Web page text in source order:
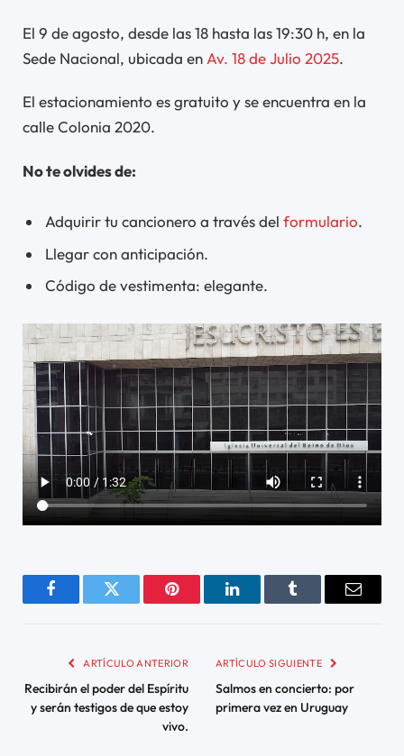
El 9 de agosto, desde las 18 hasta las 19:30 h, en la
Sede Nacional, ubicada en Av. 18 de Julio 2025.
El estacionamiento es gratuito y se encuentra en la
calle Colonia 2020.
No te olvides de:
Adquirir tu cancionero a través del formulario.
Llegar con anticipación.
Código de vestimenta: elegante.
FacebookTwitter Pinterest LinkedInTumblr Email
ARTÍCULO ANTERIOR
Recibirán el poder del Espíritu
y serán testigos de que estoy
vivo.
ARTÍCULO SIGUIENTE
Salmos en concierto: por
primera vez en Uruguay